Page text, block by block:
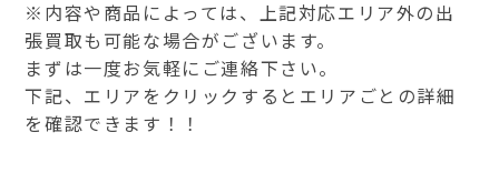
※内容や商品によっては、上記対応エリア外の出
張買取も可能な場合がございます。
まずは一度お気軽にご連絡下さい。
下記、エリアをクリックするとエリアごとの詳細
を確認できます！！